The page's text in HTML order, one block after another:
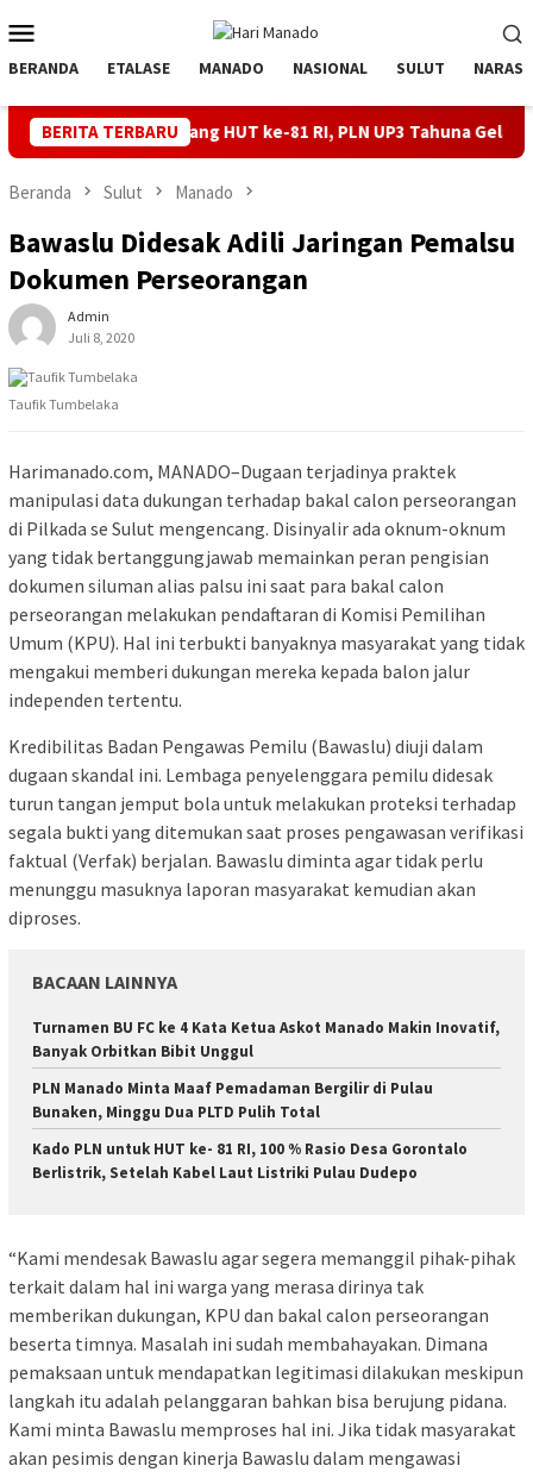
ke
kontenMobile
BERANDA ETALASE MANADO NASIONAL SULUT NARASI
BERITA TERBARU
HUT ke-81 RI, PLN UP3 Tahuna Gelar Apel dan Inspeksi
Beranda Sulut Manado
Bawaslu Didesak Adili Jaringan Pemalsu
Dokumen Perseorangan
Admin
Juli 8, 2020
Taufik Tumbelaka
Harimanado.com, MANADO–Dugaan terjadinya praktek
manipulasi data dukungan terhadap bakal calon perseorangan
di Pilkada se Sulut mengencang. Disinyalir ada oknum-oknum
yang tidak bertanggungjawab memainkan peran pengisian
dokumen siluman alias palsu ini saat para bakal calon
perseorangan melakukan pendaftaran di Komisi Pemilihan
Umum (KPU). Hal ini terbukti banyaknya masyarakat yang tidak
mengakui memberi dukungan mereka kepada balon jalur
independen tertentu.
Kredibilitas Badan Pengawas Pemilu (Bawaslu) diuji dalam
dugaan skandal ini. Lembaga penyelenggara pemilu didesak
turun tangan jemput bola untuk melakukan proteksi terhadap
segala bukti yang ditemukan saat proses pengawasan verifikasi
faktual (Verfak) berjalan. Bawaslu diminta agar tidak perlu
menunggu masuknya laporan masyarakat kemudian akan
diproses.
BACAAN LAINNYA
Turnamen BU FC ke 4 Kata Ketua Askot Manado Makin Inovatif,
Banyak Orbitkan Bibit Unggul
PLN Manado Minta Maaf Pemadaman Bergilir di Pulau
Bunaken, Minggu Dua PLTD Pulih Total
Kado PLN untuk HUT ke- 81 RI, 100 % Rasio Desa Gorontalo
Berlistrik, Setelah Kabel Laut Listriki Pulau Dudepo
“Kami mendesak Bawaslu agar segera memanggil pihak-pihak
terkait dalam hal ini warga yang merasa dirinya tak
memberikan dukungan, KPU dan bakal calon perseorangan
beserta timnya. Masalah ini sudah membahayakan. Dimana
pemaksaan untuk mendapatkan legitimasi dilakukan meskipun
langkah itu adalah pelanggaran bahkan bisa berujung pidana.
Kami minta Bawaslu memproses hal ini. Jika tidak masyarakat
akan pesimis dengan kinerja Bawaslu dalam mengawasi